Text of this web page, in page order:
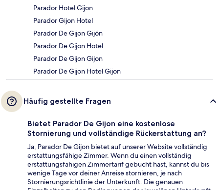
Parador Hotel Gijon
Parador Gijon Hotel
Parador De Gijon Gijón
Parador De Gijon Hotel
Parador De Gijon Gijon
Parador De Gijon Hotel Gijon
Häufig gestellte Fragen
Bietet Parador De Gijon eine kostenlose
Stornierung und vollständige Rückerstattung an?
Ja, Parador De Gijon bietet auf unserer Website vollständig
erstattungsfähige Zimmer. Wenn du einen vollständig
erstattungsfähigen Zimmertarif gebucht hast, kannst du bis
wenige Tage vor deiner Anreise stornieren, je nach
Stornierungsrichtlinie der Unterkunft. Die genauen